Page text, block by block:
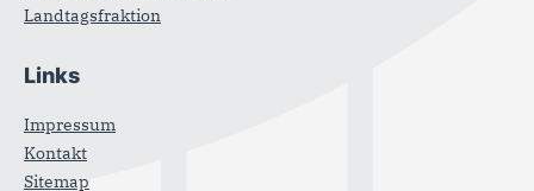
Landtagsfraktion
Links
Impressum
Kontakt
Sitemap